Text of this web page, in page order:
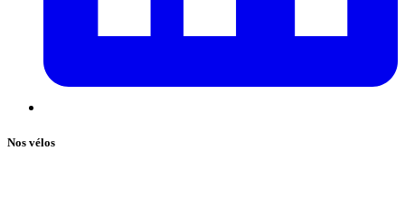
Nos vélos